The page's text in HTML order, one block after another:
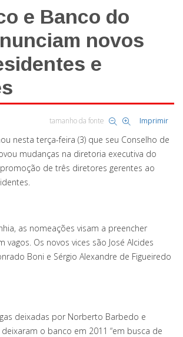
e Banco do
novos
e
tamanho da fonte Imprimir
nesta terça-feira (3) que seu Conselho de
mudanças na diretoria executiva do
de três diretores gerentes ao
as nomeações visam a preencher
vagos. Os novos vices são José Alcides
Boni e Sérgio Alexandre de Figueiredo
deixadas por Norberto Barbedo e
o banco em 2011 “em busca de